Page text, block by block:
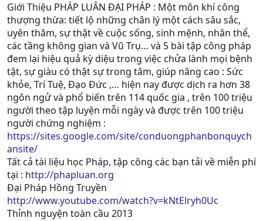
Giới Thiệu PHÁP LUÂN ĐẠI PHÁP : Một môn khí công
thượng thừa: tiết lộ những chân lý một cách sâu sắc,
uyên thâm, sự thật về cuộc sống, sinh mệnh, nhân thể,
các tầng không gian và Vũ Trụ… và 5 bài tập công pháp
đem lại hiệu quả kỳ diệu trong việc chửa lành mọi bệnh
tật, sự giàu có thật sự trong tâm, giúp nâng cao : Sức
khỏe, Trí Tuệ, Ðạo Ðức ,… hiện nay được dịch ra hơn 38
ngôn ngử và phổ biến trên 114 quốc gia , trên 100 triệu
người theo tập luyện mỗi ngày và được trên 100 triệu
người chứng nghiệm :
https://sites.google.com/site/conduongphanbonquych
ansite/
Tất cả tài liệu học Pháp, tập công các bạn tải về miễn phí
tại : http://phapluan.org
Đại Pháp Hồng Truyền
http://www.youtube.com/watch?v=kNtElryh0Uc
Thỉnh nguyện toàn cầu 2013